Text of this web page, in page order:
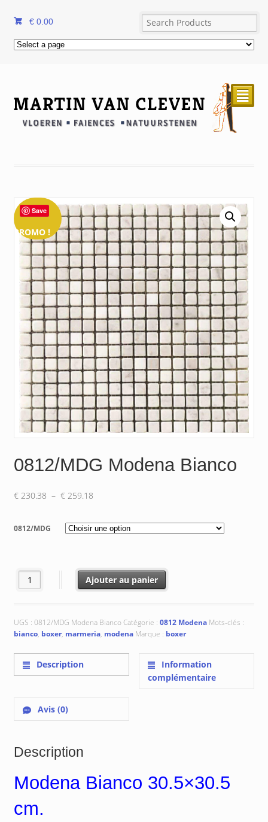
€ 0.00
²
PROMO !
Save
0812/MDG Modena Bianco
€230.38 – €259.18Plage
prix :
€ 230.38
0812/MDG
quantité de 0812/MDG Modena Bianco
Ajouter au panier
UGS : 0812/MDG Modena BiancoCatégorie : 0812 Modena Mots-clés :
bianco, boxer, marmeria, modena Marque : boxer
Description
Information
complémentaire
Avis (0)
Description
Modena Bianco 30.5×30.5
cm.